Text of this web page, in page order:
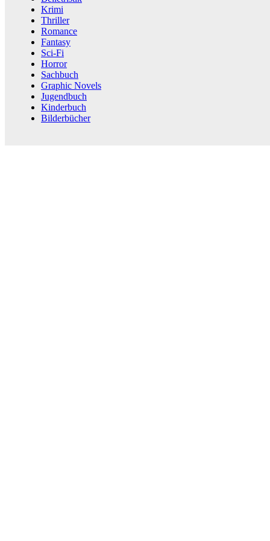
Krimi
Thriller
Romance
Fantasy
Sci-Fi
Horror
Sachbuch
Graphic Novels
Jugendbuch
Kinderbuch
Bilderbücher